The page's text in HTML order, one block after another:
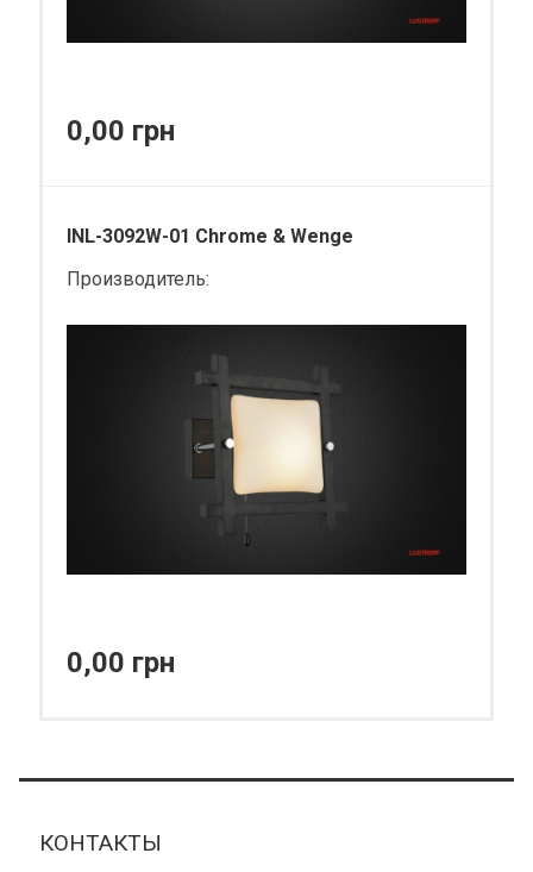
0,00 грн
INL-3092W-01 Chrome & Wenge
Производитель:
0,00 грн
КОНТАКТЫ